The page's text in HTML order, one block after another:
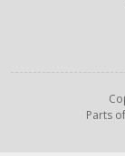
Parts